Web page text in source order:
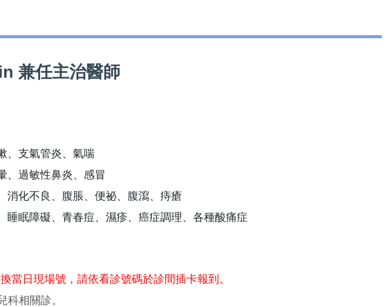
兼任主治醫師
、支氣管炎、氣喘
、過敏性鼻炎、感冒
消化不良、腹脹、便祕、腹瀉、痔瘡
睡眠障礙、青春痘、濕疹、癌症調理、各種酸痛症
當日現場號，請依看診號碼於診間插卡報到。
科相關診。